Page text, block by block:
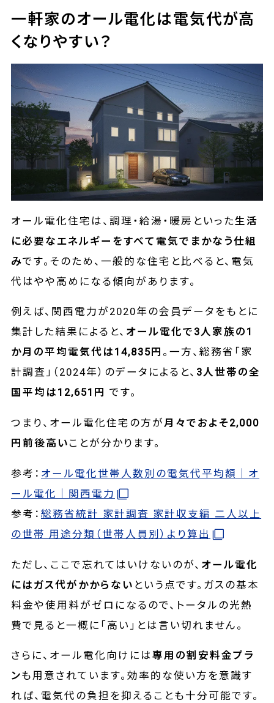
一軒家のオール電化は電気代が高
くなりやすい？
オール電化住宅は、調理・給湯・暖房といった生活
に必要なエネルギーをすべて電気でまかなう仕組
みです。そのため、一般的な住宅と比べると、電気
代はやや高めになる傾向があります。
例えば、関西電力が2020年の会員データをもとに
集計した結果によると、 オール電化で3人家族の1
か月の平均電気代は14,835円 。一方、総務省「家
計調査」（2024年）のデータによると、 3人世帯の全
国平均は12,651円 です。
つまり、オール電化住宅の方が月々でおよそ2,000
円前後高い ことが分かります。
参考： オール電化世帯人数別の電気代平均額｜オ
ール電化｜関西電力
参考： 総務省統計 家計調査 家計収支編 二人以上
の世帯 用途分類（世帯人員別）より算出
ただし、ここで忘れてはいけないのが、 オール電化
にはガス代がかからない という点です。ガスの基本
料金や使用料がゼロになるので、トータルの光熱
費で見ると一概に「高い」とは言い切れません。
さらに、オール電化向けには専用の割安料金プラ
ンも用意されています。効率的な使い方を意識す
れば、電気代の負担を抑えることも十分可能です。